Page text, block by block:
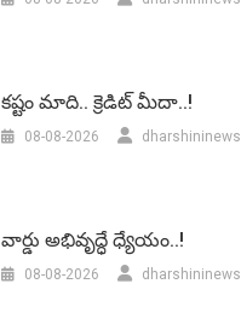
కష్టం మాది.. క్రెడిట్ మీదా..!
08-08-2026 dharshininews
వార్డు అభివృద్ధే ధ్యేయం..!
08-08-2026 dharshininews